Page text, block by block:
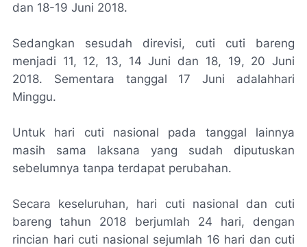
dan 18-19 Juni 2018.
Sedangkan sesudah direvisi, cuti cuti bareng
menjadi 11, 12, 13, 14 Juni dan 18, 19, 20 Juni
2018. Sementara tanggal 17 Juni adalahhari
Minggu.
Untuk hari cuti nasional pada tanggal lainnya
masih sama laksana yang sudah diputuskan
sebelumnya tanpa terdapat perubahan.
Secara keseluruhan, hari cuti nasional dan cuti
bareng tahun 2018 berjumlah 24 hari, dengan
rincian hari cuti nasional sejumlah 16 hari dan cuti